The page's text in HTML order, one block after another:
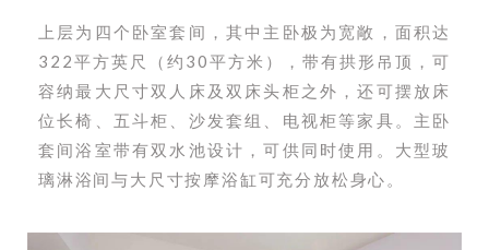
上层为四个卧室套间，其中主卧极为宽敞，面积达
322平方英尺（约30平方米），带有拱形吊顶，可
容纳最大尺寸双人床及双床头柜之外，还可摆放床
位长椅、五斗柜、沙发套组、电视柜等家具。主卧
套间浴室带有双水池设计，可供同时使用。大型玻
璃淋浴间与大尺寸按摩浴缸可充分放松身心。